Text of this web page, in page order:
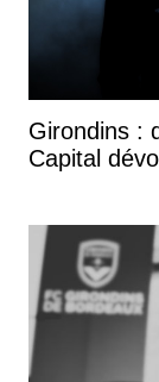
Girondins :
Capital